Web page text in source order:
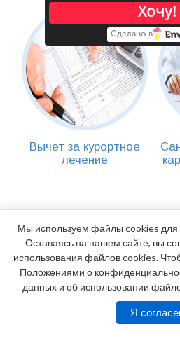
Вычет за курортное
лечение
Мы используем файлы cookies для
Оставаясь на нашем сайте, вы
использования файлов cookies.
Положениями о
данных и об использовании
Я
Хочу!
Сделано в